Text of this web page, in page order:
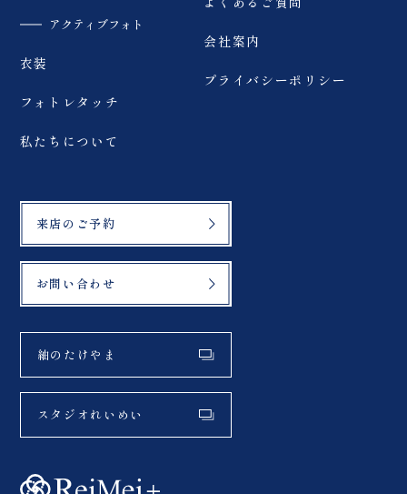
アクティブフォト
衣装
フォトレタッチ
私たちについて
会社案内
プライバシーポリシー
来店のご予約
お問い合わせ
紬のたけやま
スタジオれいめい